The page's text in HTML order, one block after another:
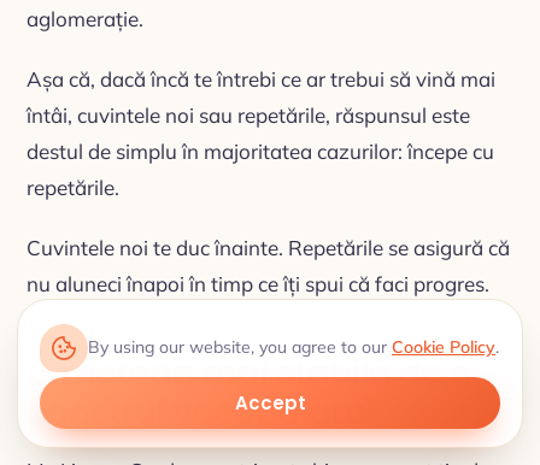
aglomerație.
Așa că, dacă încă te întrebi ce ar trebui să vină mai
întâi, cuvintele noi sau repetările, răspunsul este
destul de simplu în majoritatea cazurilor: începe cu
repetările.
Cuvintele noi te duc înainte. Repetările se asigură că
nu aluneci înapoi în timp ce îți spui că faci progres.
O metodă mai stabilă de a
construi vocabularul
By using our website, you agree to our Cookie Policy.
Accept